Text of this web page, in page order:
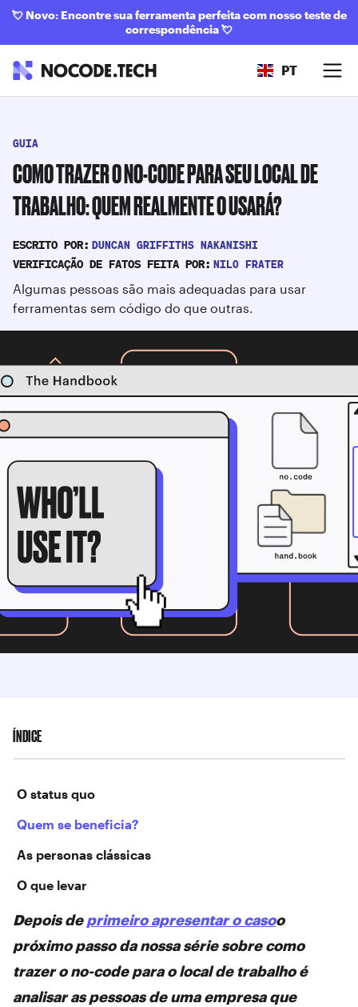
💘Novo: Encontre sua ferramenta perfeita com nosso teste de
correspondência💘
PT
GUIA
COMO TRAZER O NO-CODE PARA SEU LOCAL DE
TRABALHO: QUEM REALMENTE O USARÁ?
ESCRITO POR: DUNCAN GRIFFITHS NAKANISHI
VERIFICAÇÃO DE FATOS FEITA POR: NILO FRATER
Algumas pessoas são mais adequadas para usar
ferramentas sem código do que outras.
ÍNDICE
O status quo
Quem se beneficia?
As personas clássicas
O que levar
Depois deprimeiro apresentar o casoo
próximo passo da nossa série sobre como
trazer o no-code para o local de trabalho é
analisar as pessoas de uma empresa que